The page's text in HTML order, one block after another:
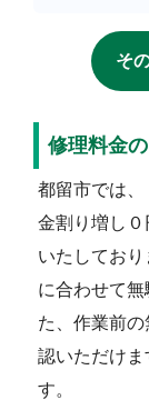
そ
修理料金
都留市では
金割り増し
いたしてお
に合わせて
た、作業前
認いただけま
す。